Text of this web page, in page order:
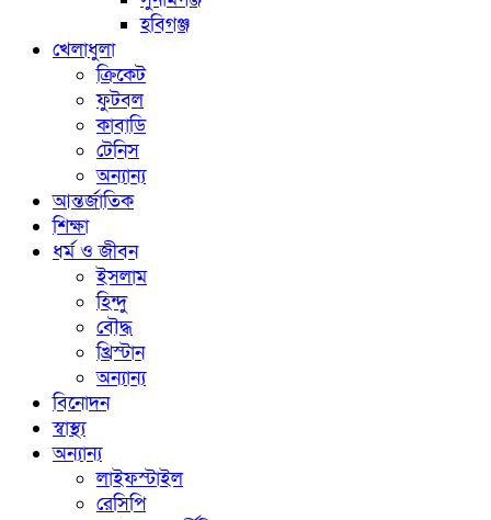
হবিগঞ্জ
খেলাধুলা
ক্রিকেট
ফুটবল
কাবাডি
টেনিস
অন্যান্য
আন্তর্জাতিক
শিক্ষা
ধর্ম ও জীবন
ইসলাম
হিন্দু
বৌদ্ধ
খ্রিস্টান
অন্যান্য
বিনোদন
স্বাস্থ্য
অন্যান্য
লাইফস্টাইল
রেসিপি